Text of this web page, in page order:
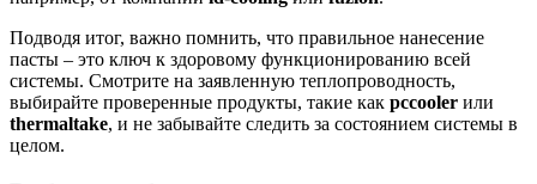
Подводя итог, важно помнить, что правильное нанесение
пасты – это ключ к здоровому функционированию всей
системы. Смотрите на заявленную теплопроводность,
выбирайте проверенные продукты, такие как pccooler или
thermaltake, и не забывайте следить за состоянием системы в
целом.